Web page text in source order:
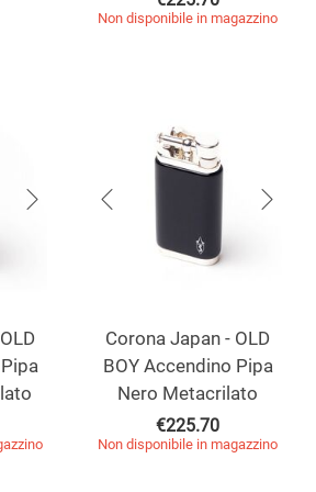
Non disponibile in magazzino
Corona Japan - OLD
BOY Accendino Pipa
Nero Metacrilato
€225.70
Non disponibile in magazzino